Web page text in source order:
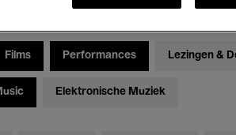
- Zondag 19 April 2026
Films Performances Lezingen &
Elektronische Muziek